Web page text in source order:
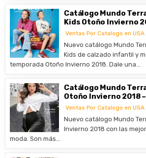
Catálogo Mundo
Kids Otoño Invierno
Ventas Por Catalogo en USA
Nuevo catálogo Mundo
Kids de calzado infantil y
temporada Otoño Invierno 2018. Dale una…
Catálogo Mundo
Otoño Invierno 2018
Ventas Por Catalogo en USA
Nuevo catálogo Mundo
Invierno 2018 con las
moda. Son más…